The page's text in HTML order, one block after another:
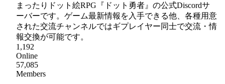
まったりドット絵RPG『ドット勇者』の公式Discordサ
ーバーです。ゲーム最新情報を入手できる他、各種用意
された交流チャンネルではギプレイヤー同士で交流・情
報交換が可能です。
1,192
Online
57,085
Members